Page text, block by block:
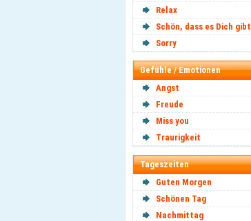
Relax
Schön, dass es Dich gibt
Sorry
Gefühle / Emotionen
Angst
Freude
Miss you
Traurigkeit
Tageszeiten
Guten Morgen
Schönen Tag
Nachmittag